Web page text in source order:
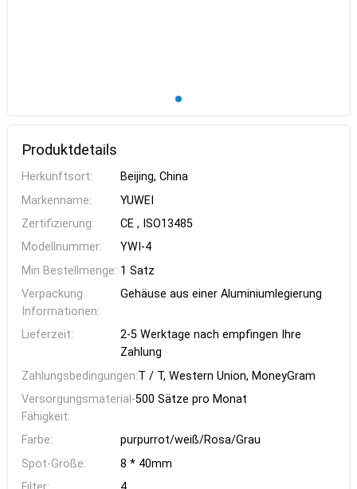
Produktdetails
Herkunftsort:
Beijing, China
Markenname:
YUWEI
Zertifizierung:
CE , ISO13485
Modellnummer:
YWI-4
Min Bestellmenge: 1 Satz
Verpackung
Informationen:
Gehäuse aus einer Aluminiumlegierung
Lieferzeit:
2-5 Werktage nach empfingen Ihre
Zahlung
Zahlungsbedingungen:T / T, Western Union, MoneyGram
Versorgungsmaterial-
Fähigkeit:
500 Sätze pro Monat
Farbe:
purpurrot/weiß/Rosa/Grau
Spot-Größe:
8 * 40mm